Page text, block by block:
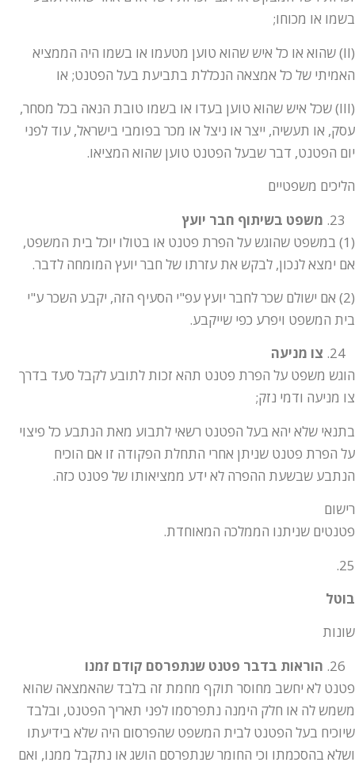
בשמו או מכוחו;
(II) שהוא או כל איש שהוא טוען מטעמו או בשמו היה הממציא
האמיתי של כל אמצאה הנכללת בתביעת בעל הפטנט; או
(III) שכל איש שהוא טוען בעדו או בשמו טובת הנאה בכל מסחר,
עסק, או תעשיה, ייצר או ניצל או מכר בפומבי בישראל, עוד לפני
יום הפטנט, דבר שבעל הפטנט טוען שהוא המציאו.
הליכים משפטיים
משפט בשיתוף חבר יועץ
(1) במשפט שהוגש על הפרת פטנט או בטולו יוכל בית המשפט,
אם ימצא לנכון, לבקש את עזרתו של חבר יועץ המומחה לדבר.
(2) אם ישולם שכר לחבר יועץ עפ"י הסעיף הזה, יקבע השכר ע"י
בית המשפט ויפרע כפי שייקבע.
צו מניעה
הוגש משפט על הפרת פטנט תהא זכות לתובע לקבל סעד בדרך
צו מניעה ודמי נזק;
בתנאי שלא יהא בעל הפטנט רשאי לתבוע מאת הנתבע כל פיצוי
על הפרת פטנט שניתן אחרי התחלת הפקודה זו אם הוכיח
הנתבע שבשעת ההפרה לא ידע ממציאותו של פטנט כזה.
רישום
פטנטים שניתנו הממלכה המאוחדת.
25.
בוטל
שונות
הוראות בדבר פטנט שנתפרסם קודם זמנו
פטנט לא יחשב מחוסר תוקף מחמת זה בלבד שהאמצאה שהוא
משמש לה או חלק הימנה נתפרסמו לפני תאריך הפטנט, ובלבד
שיוכיח בעל הפטנט לבית המשפט שהפרסום היה שלא בידיעתו
ושלא בהסכמתו וכי החומר שנתפרסם הושג או נתקבל ממנו, ואם